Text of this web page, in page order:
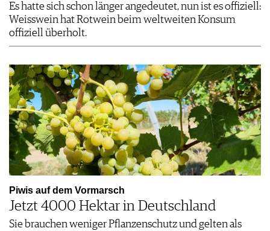
Es hatte sich schon länger angedeutet, nun ist es offiziell:
Weisswein hat Rotwein beim weltweiten Konsum
offiziell überholt.
Piwis auf dem Vormarsch
Jetzt 4000 Hektar in Deutschland
Sie brauchen weniger Pflanzenschutz und gelten als